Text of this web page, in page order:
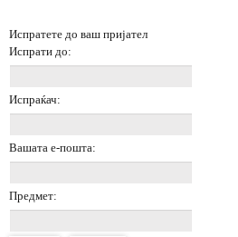
Испратете до ваш пријател
Испрати до:
Испраќач:
Вашата е-пошта:
Предмет: